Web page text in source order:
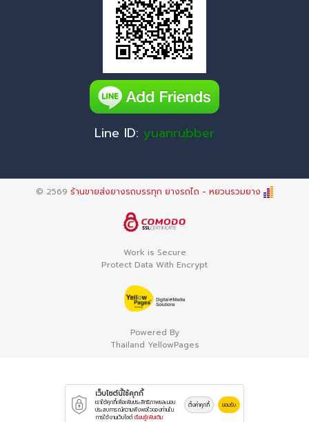
Line ID: yuanrubber
© 2569 ร้านขายส่งยางรถบรรทุก ยางรถไถ - หยวนรวมยาง
Work is Secure
Protect Data With Encrypt
Powered By
Thailand YellowPages
เว็บไซต์นี้ใช้คุกกี้
เราใช้คุกกี้เพื่อเพิ่มประสิทธิภาพและมอบ
ประสบการณ์ความพึงพอใจของท่านใน
การใช้งานเว็บไซต์เรียนรู้เพิ่มเติม
ตั้งค่าคุกกี้ ยอมรับ